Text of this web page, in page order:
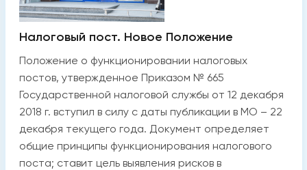
Налоговый пост. Новое Положение
Положение о функционировании налоговых
постов, утвержденное Приказом № 665
Государственной налоговой службы от 12 декабря
2018 г. вступил в силу с даты публикации в МО – 22
декабря текущего года. Документ определяет
общие принципы функционирования налогового
поста; ставит цель выявления рисков в